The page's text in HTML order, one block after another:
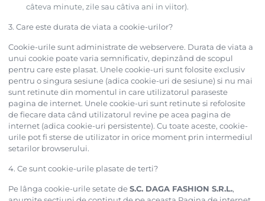
câteva minute, zile sau câtiva ani in viitor).
3. Care este durata de viata a cookie-urilor?
Cookie-urile sunt administrate de webservere. Durata de viata a
unui cookie poate varia semnificativ, depinzând de scopul
pentru care este plasat. Unele cookie-uri sunt folosite exclusiv
pentru o singura sesiune (adica cookie-uri de sesiune) si nu mai
sunt retinute din momentul in care utilizatorul paraseste
pagina de internet. Unele cookie-uri sunt retinute si refolosite
de fiecare data când utilizatorul revine pe acea pagina de
internet (adica cookie-uri persistente). Cu toate aceste, cookie-
urile pot fi sterse de utilizator in orice moment prin intermediul
setarilor browserului.
4. Ce sunt cookie-urile plasate de terti?
Pe lânga cookie-urile setate deS.C. DAGA FASHION S.R.L.,